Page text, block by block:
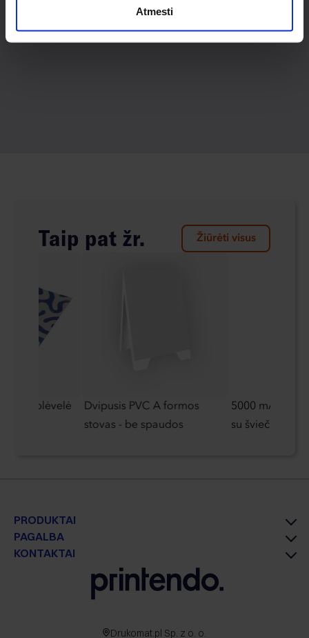
Atmesti
Taip pat žr. Žiūrėti visus
plėvelė
Dvipusis PVC A formos
stovas - be spaudos
5000 mAh
su šviečiančiu
PRODUKTAI
PAGALBA
KONTAKTAI
Drukomat.pl Sp. z o. o.